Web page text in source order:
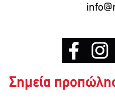
Σημεία